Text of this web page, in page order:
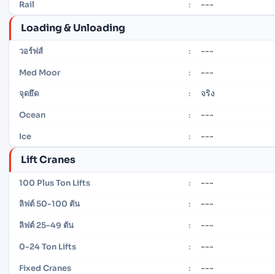
Rail : ---
Loading & Unloading
วอร์ฟส์ : ---
Med Moor : ---
จุดยึด : จริง
Ocean : ---
Ice : ---
Lift Cranes
100 Plus Ton Lifts : ---
ลิฟต์ 50-100 ตัน : ---
ลิฟต์ 25-49 ตัน : ---
0-24 Ton Lifts : ---
Fixed Cranes : ---